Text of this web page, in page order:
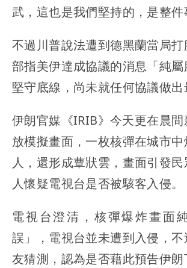
武，這也是我們堅持的，是整件
不過川普說法遭到德黑蘭當局
部指美伊達成協議的消息「純
堅守底線，尚未就任何協議做出
伊朗官媒《IRIB》今天更在晨
放模擬畫面，一枚核彈在城市
人，還形成蕈狀雲，畫面引發
人懷疑電視台是否被駭客入侵。
電視台澄清，核彈爆炸畫面
誤」，電視台並未遭到入侵，
友猜測，認為是否藉此預告伊朗